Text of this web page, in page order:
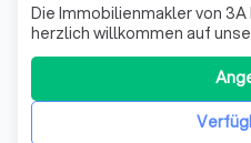
Die Immobilienmakler von
herzlich willkommen auf
eine Immobilie verkaufen
Mit 3A Immobilien Halle
führenden Immobilienmakler
eine Immobilie in Halle &